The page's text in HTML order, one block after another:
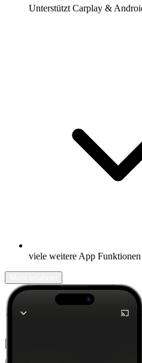
Unterstützt Carplay &
viele weitere App Funktionen